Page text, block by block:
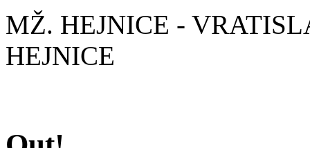
MŽ. HEJNICE -
HEJNICE